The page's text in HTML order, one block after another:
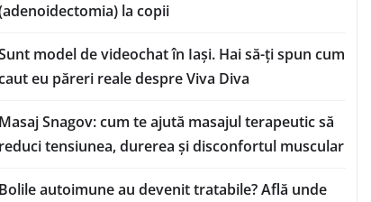
la copii
model de videochat în Iași. Hai să-ți spun cum
eu păreri reale despre Viva Diva
Masaj Snagov: cum te ajută masajul terapeutic să
reduci tensiunea, durerea și disconfortul muscular
Bolile autoimune au devenit tratabile? Află unde